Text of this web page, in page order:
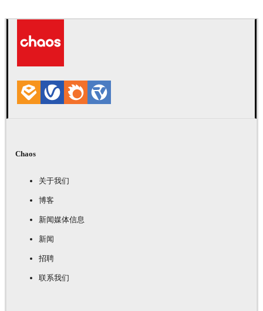
Chaos
关于我们
博客
新闻媒体信息
新闻
招聘
联系我们